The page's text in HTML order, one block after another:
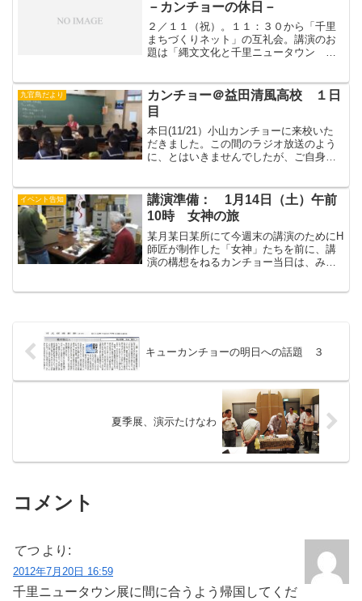
－カンチョーの休日－
２／１１（祝）。１１：３０から「千里
まちづくりネット」の互礼会。講演のお
題は「縄文文化と千里ニュータウン －
南千里のホテルマーレ、会食用の丸テー
ブルが並んでいる部屋。（...
九官鳥だより
カンチョー＠益田清風高校 １日
目
本日(11/21）小山カンチョーに来校いた
だきました。この間のラジオ放送のよう
に、とはいきませんでしたが、ご自身の
にとって役立ったのか、どうか、はわか
りません。明日、感...
イベント告知
講演準備： 1月14日（土）午前
10時 女神の旅
某月某日某所にて今週末の講演のためにH
師匠が制作した「女神」たちを前に、講
演の構想をねるカンチョー当日は、みな
キューカンチョーの明日への話題 ３
夏季展、演示たけなわ
コメント
てつ より:
2012年7月20日 16:59
千里ニュータウン展に間に合うよう帰国してくだ